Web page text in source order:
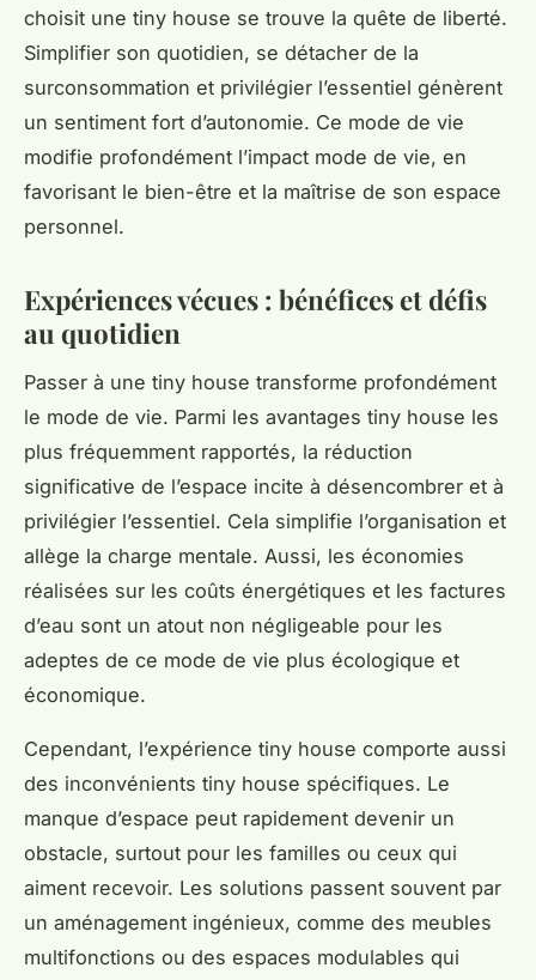
choisit une tiny house se trouve la quête de liberté.
Simplifier son quotidien, se détacher de la
surconsommation et privilégier l’essentiel génèrent
un sentiment fort d’autonomie. Ce mode de vie
modifie profondément l’impact mode de vie, en
favorisant le bien-être et la maîtrise de son espace
personnel.
Expériences vécues : bénéfices et défis
au quotidien
Passer à une tiny house transforme profondément
le mode de vie. Parmi les avantages tiny house les
plus fréquemment rapportés, la réduction
significative de l’espace incite à désencombrer et à
privilégier l’essentiel. Cela simplifie l’organisation et
allège la charge mentale. Aussi, les économies
réalisées sur les coûts énergétiques et les factures
d’eau sont un atout non négligeable pour les
adeptes de ce mode de vie plus écologique et
économique.
Cependant, l’expérience tiny house comporte aussi
des inconvénients tiny house spécifiques. Le
manque d’espace peut rapidement devenir un
obstacle, surtout pour les familles ou ceux qui
aiment recevoir. Les solutions passent souvent par
un aménagement ingénieux, comme des meubles
multifonctions ou des espaces modulables qui